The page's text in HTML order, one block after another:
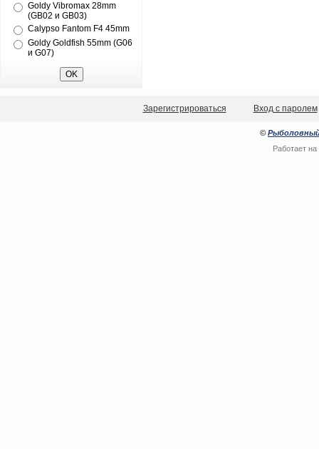
Goldy Vibromax 28mm
(GB02 и GB03)
Calypso Fantom F4 45mm
Goldy Goldfish 55mm (G06
и G07)
Зарегистрироваться Вход с паролем
© Рыболовный
Работает